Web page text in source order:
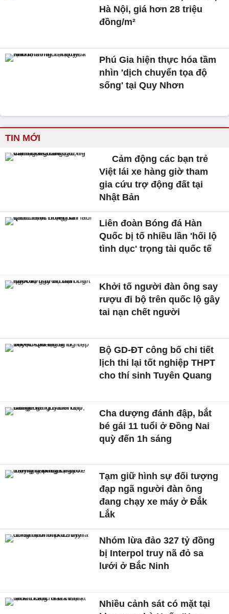
Hà Nội, giá hơn 28 triệu
đồng/m²
Phú Gia hiện thực hóa tầm
nhìn 'dịch chuyển tọa độ
sống' tại Quy Nhơn
TIN MỚI
Cảm động các bạn trẻ
Việt lái xe hàng giờ tham
gia cứu trợ động đất tại
Nhật Bản
Liên đoàn Bóng đá Hàn
Quốc bị tố nhiều lần 'hối lộ
tình dục' trọng tài quốc tế
Khởi tố người đàn ông say
rượu đi bộ trên quốc lộ gây
tai nạn chết người
Bộ GD-ĐT công bố chi tiết
lịch thi lại tốt nghiệp THPT
cho thí sinh Tuyên Quang
Cha dượng đánh đập, bắt
bé gái 11 tuổi ở Đồng Nai
quỳ đến 1h sáng
Tạm giữ hình sự đối tượng
đạp ngã người đàn ông
đang chạy xe máy ở Đắk
Lắk
Nhóm lừa đảo 327 tỷ đồng
bị Interpol truy nã đỏ sa
lưới ở Bắc Ninh
Nhiều cảnh sát có mặt tại